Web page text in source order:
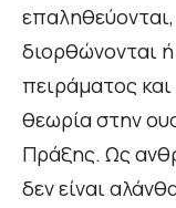
διορθώνονται
πειράματος
θεωρία στην
Πράξης. Ως
δεν είναι